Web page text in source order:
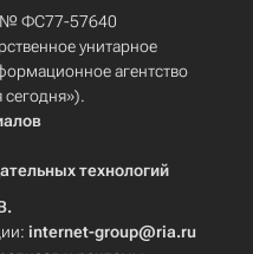
№ ФС77-57640
унитарное
агентство
технологий
internet-group@ria.ru